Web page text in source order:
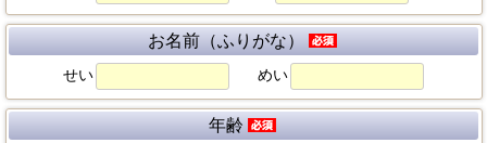
お名前（ふりがな）
せい めい
年齢